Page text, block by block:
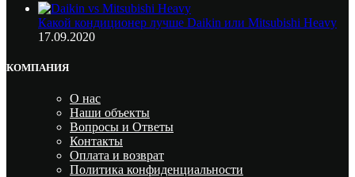
Какой кондиционер лучше Daikin или Mitsubishi Heavy
17.09.2020
КОМПАНИЯ
О нас
Наши объекты
Вопросы и Ответы
Контакты
Оплата и возврат
Политика конфиденциальности